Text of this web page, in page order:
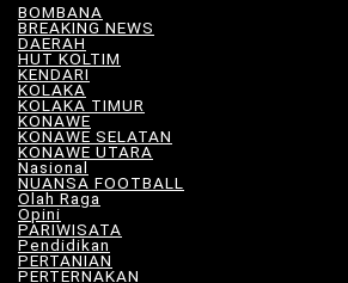
BOMBANA
BREAKING NEWS
DAERAH
HUT KOLTIM
KENDARI
KOLAKA
KOLAKA TIMUR
KONAWE
KONAWE SELATAN
KONAWE UTARA
Nasional
NUANSA FOOTBALL
Olah Raga
Opini (5)
PARIWISATA
Pendidikan
PERTANIAN
PERTERNAKAN